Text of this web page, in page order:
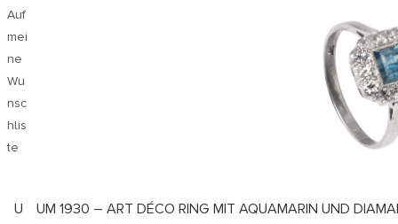
Auf
mei
ne
Wu
nsc
hlis
te
U
UM 1930 – ART DÉCO RING MIT AQUAMARIN UND